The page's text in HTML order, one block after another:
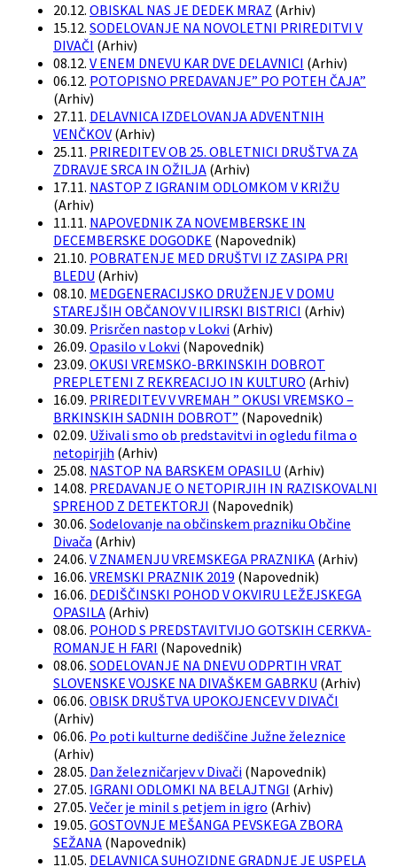
20.12. OBISKAL NAS JE DEDEK MRAZ (Arhiv)
15.12. SODELOVANJE NA NOVOLETNI PRIREDITVI V
DIVAČI (Arhiv)
08.12. V ENEM DNEVU KAR DVE DELAVNICI (Arhiv)
06.12. POTOPISNO PREDAVANJE” PO POTEH ČAJA”
(Arhiv)
27.11. DELAVNICA IZDELOVANJA ADVENTNIH
VENČKOV (Arhiv)
25.11. PRIREDITEV OB 25. OBLETNICI DRUŠTVA ZA
ZDRAVJE SRCA IN OŽILJA (Arhiv)
17.11. NASTOP Z IGRANIM ODLOMKOM V KRIŽU
(Arhiv)
11.11. NAPOVEDNIK ZA NOVEMBERSKE IN
DECEMBERSKE DOGODKE (Napovednik)
21.10. POBRATENJE MED DRUŠTVI IZ ZASIPA PRI
BLEDU (Arhiv)
08.10. MEDGENERACIJSKO DRUŽENJE V DOMU
STAREJŠIH OBČANOV V ILIRSKI BISTRICI (Arhiv)
30.09. Prisrčen nastop v Lokvi (Arhiv)
26.09. Opasilo v Lokvi (Napovednik)
23.09. OKUSI VREMSKO-BRKINSKIH DOBROT
PREPLETENI Z REKREACIJO IN KULTURO (Arhiv)
16.09. PRIREDITEV V VREMAH ” OKUSI VREMSKO –
BRKINSKIH SADNIH DOBROT” (Napovednik)
02.09. Uživali smo ob predstavitvi in ogledu filma o
netopirjih (Arhiv)
25.08. NASTOP NA BARSKEM OPASILU (Arhiv)
14.08. PREDAVANJE O NETOPIRJIH IN RAZISKOVALNI
SPREHOD Z DETEKTORJI (Napovednik)
30.06. Sodelovanje na občinskem prazniku Občine
Divača (Arhiv)
24.06. V ZNAMENJU VREMSKEGA PRAZNIKA (Arhiv)
16.06. VREMSKI PRAZNIK 2019 (Napovednik)
16.06. DEDIŠČINSKI POHOD V OKVIRU LEŽEJSKEGA
OPASILA (Arhiv)
08.06. POHOD S PREDSTAVITVIJO GOTSKIH CERKVA-
ROMANJE H FARI (Napovednik)
08.06. SODELOVANJE NA DNEVU ODPRTIH VRAT
SLOVENSKE VOJSKE NA DIVAŠKEM GABRKU (Arhiv)
06.06. OBISK DRUŠTVA UPOKOJENCEV V DIVAČI
(Arhiv)
06.06. Po poti kulturne dediščine Južne železnice
(Arhiv)
28.05. Dan železničarjev v Divači (Napovednik)
27.05. IGRANI ODLOMKI NA BELAJTNGI (Arhiv)
27.05. Večer je minil s petjem in igro (Arhiv)
19.05. GOSTOVNJE MEŠANGA PEVSKEGA ZBORA
SEŽANA (Napovednik)
11.05. DELAVNICA SUHOZIDNE GRADNJE JE USPELA